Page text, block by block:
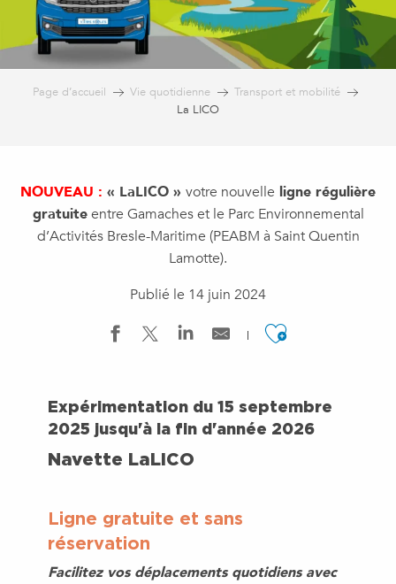
Page d’accueil Vie quotidienne
Transport et mobilité
La LICO
NOUVEAU : « LaLICO » votre nouvelle ligne régulière
gratuiteentre Gamaches et le Parc Environnemental
d’Activités Bresle-Maritime (PEABM à Saint Quentin
Lamotte).
Publié le 14 juin 2024
Ajouter
Expérimentation du 15 septembre
2025 jusqu'à la fin d'année 2026
Navette LaLICO
Ligne gratuite et sans
réservation
Facilitez vos déplacements quotidiens avec